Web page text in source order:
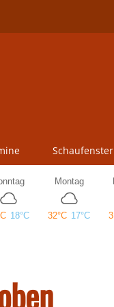
Schaufenster